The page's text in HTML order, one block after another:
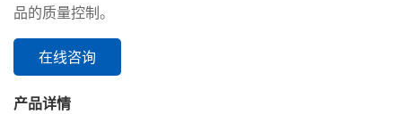
品的质量控制。
在线咨询
产品详情